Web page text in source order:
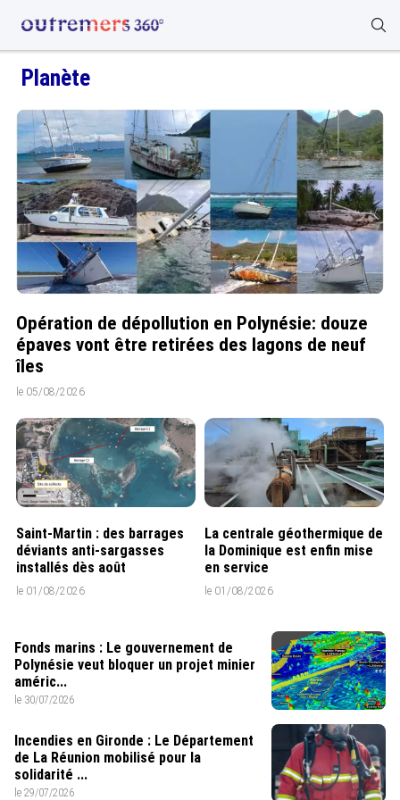
Planète
Opération de dépollution en Polynésie: douze
épaves vont être retirées des lagons de neuf
îles
le 05/08/2026
Saint-Martin : des barrages
déviants anti-sargasses
installés dès août
le 01/08/2026
La centrale géothermique de
la Dominique est enfin mise
en service
le 01/08/2026
Fonds marins : Le gouvernement de
Polynésie veut bloquer un projet minier
améric...
le 30/07/2026
Incendies en Gironde : Le Département
de La Réunion mobilisé pour la
solidarité ...
le 29/07/2026